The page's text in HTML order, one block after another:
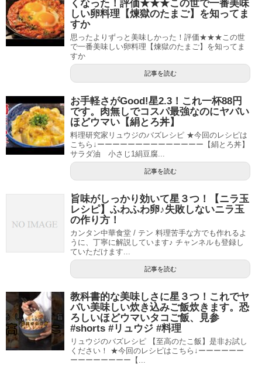
くなった！評価★★★この世で一番美味
しい卵料理【煉獄のたまご】を知ってま
すか
思ったよりずっと美味しかった！評価★★★この世
で一番美味しい卵料理【煉獄のたまご】を知ってま
すか
記事を読む
お手軽さがGood!星2.3！これ一杯88円
です。肉無しでコスパ最強なのにヤバい
ほどウマい【絹とろ丼】
料理研究家リュウジのバズレシピ ★今回のレシピは
こちら↓ーーーーーーーーーーーーーー【絹とろ丼】
サラダ油 小さじ1絹豆腐...
記事を読む
旨味がしっかり効いて星３つ！【ニラ玉
レシピ】ふわふわ卵♪失敗しないニラ玉
の作り方！
カンタン中華食堂 / テン 料理苦手な方でも作れるよ
うに、丁寧に解説しています♪ チャンネルも登録し
ていただけます...
記事を読む
教科書的な美味しさに星３つ！これでヤ
バい美味しい炊き込みご飯炊きます。恐
ろしいほどウマいタコご飯、見参
#shorts #リュウジ #料理
リュウジのバズレシピ 【至高のたこ飯】是非お試し
ください！ ★今回のレシピはこちら↓ーーーーーー
ーーーーーーーー【...